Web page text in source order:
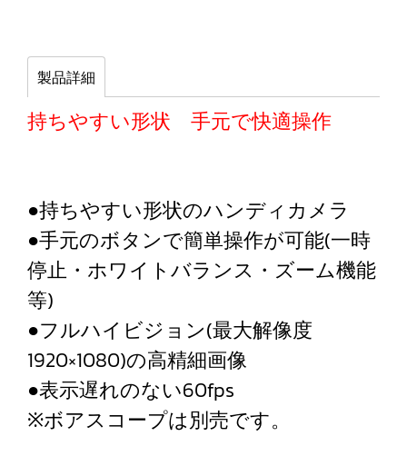
製品詳細
持ちやすい形状 手元で快適操作
●持ちやすい形状のハンディカメラ
●手元のボタンで簡単操作が可能(一時
停止・ホワイトバランス・ズーム機能
等)
●フルハイビジョン(最大解像度
1920×1080)の高精細画像
●表示遅れのない60fps
※ボアスコープは別売です。